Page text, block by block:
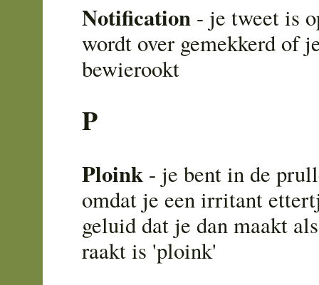
Notification - je tweet is
wordt over gemekkerd of
bewierookt
P
Ploink - je bent in de
omdat je een irritant
geluid dat je dan maakt
raakt is 'ploink'